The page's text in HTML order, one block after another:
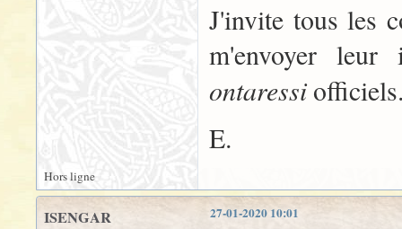
J'invite tous les
m'envoyer leur
ontaressi
E.
Hors ligne
27-01-2020 10:01
ISENGAR